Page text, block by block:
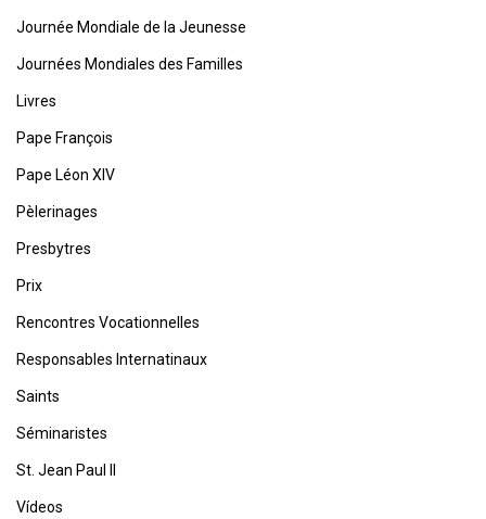
Journée Mondiale de la Jeunesse
Journées Mondiales des Familles
Livres
Pape François
Pape Léon XIV
Pèlerinages
Presbytres
Prix
Rencontres Vocationnelles
Responsables Internatinaux
Saints
Séminaristes
St. Jean Paul II
Vídeos